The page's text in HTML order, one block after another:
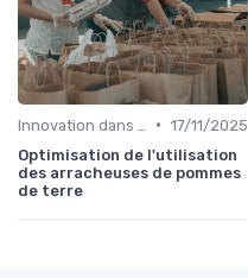
• 17/11/2025
Optimisation de l'utilisation
des arracheuses de pommes
de terre